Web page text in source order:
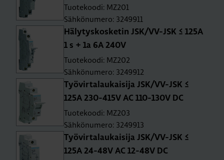
Tuotekoodi: MZ201
Sähkönumero: 3249911
Hä­ly­tys­kos­ke­tin JSK/VV-JSK ≤ 125A
1 s + 1a 6A 240V
Tuotekoodi: MZ202
Sähkönumero: 3249912
Työ­vir­ta­lau­kai­si­ja JSK/VV-JSK ≤
125A 230-415V AC 110-130V DC
Tuotekoodi: MZ203
Sähkönumero: 3249913
Työ­vir­ta­lau­kai­si­ja JSK/VV-JSK ≤
125A 24-48V AC 12-48V DC